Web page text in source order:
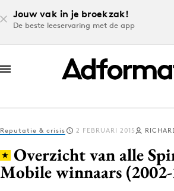
Jouw vak in je broekzak!
De beste leeservaring met de app
Log in
Download de app
Reputatie & crisis 2 FEBRUARI 2015
Overzicht van alle
Mobile winnaars